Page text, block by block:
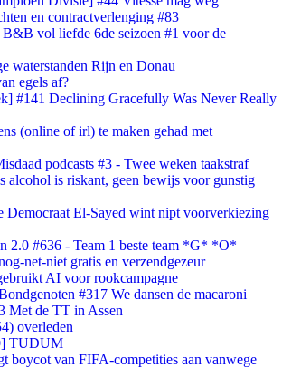
en contractverlenging #83
vol liefde 6de seizoen #1 voor de
waterstanden Rijn en Donau
egels af?
#141 Declining Gracefully Was Never Really
(online of irl) te maken gehad met
podcasts #3 - Twee weken taakstraf
alcohol is riskant, geen bewijs voor gunstig
Democraat El-Sayed wint nipt voorverkiezing
2.0 #636 - Team 1 beste team *G* *O*
net-niet gratis en verzendgezeur
AI voor rookcampagne
#317 We dansen de macaroni
Met de TT in Assen
overleden
TUDUM
boycot van FIFA-competities aan vanwege